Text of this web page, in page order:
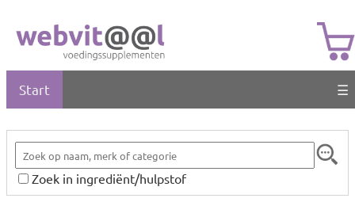
Start ☰
Zoek in ingrediënt/hulpstof